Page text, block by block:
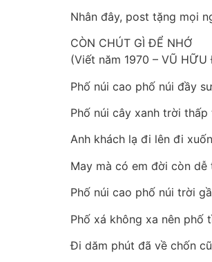
Nhân đây, post tặng mọi
CÒN CHÚT GÌ ĐỂ NHỚ
(Viết năm 1970 – VŨ HỮU
Phố núi cao phố núi đầy
Phố núi cây xanh trời
Anh khách lạ đi lên đi
May mà có em đời còn dễ
Phố núi cao phố núi trời
Phố xá không xa nên phố
Đi dăm phút đã về chốn cũ